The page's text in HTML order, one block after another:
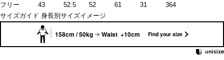
フリー
43 52.5 52 61 31
364
サイズガイド 身長別サイズイメージ
158cm / 50kg Waist +10cm Find your size